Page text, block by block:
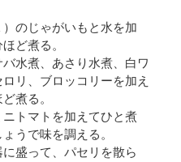
じゃがいもと水を加
ど煮る。
バ水煮、あさり水煮、白ワ
リ、ブロッコリーを加え
煮る。
マトを加えてひと煮
うで味を調える。
って、パセリを散ら